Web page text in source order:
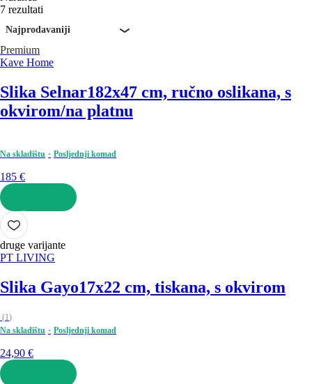
7 rezultati
Najprodavaniji
Premium
Kave Home
Slika Selnar182x47 cm, ručno oslikana, s
okvirom/na platnu
Na skladištu Posljednji komad
185 €
U KOŠARICU
druge varijante
PT LIVING
Slika Gayo17x22 cm, tiskana, s okvirom
(1)
Na skladištu
Posljednji komad
24,90 €